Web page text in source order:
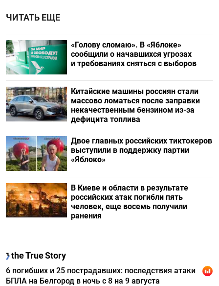
ЧИТАТЬ ЕЩЕ
«Голову сломаю». В «Яблоке»
сообщили о начавшихся угрозах
и требованиях сняться с выборов
Китайские машины россиян стали
массово ломаться после заправки
некачественным бензином из-за
дефицита топлива
Двое главных российских тиктокеров
выступили в поддержку партии
«Яблоко»
В Киеве и области в результате
российских атак погибли пять
человек, еще восемь получили
ранения